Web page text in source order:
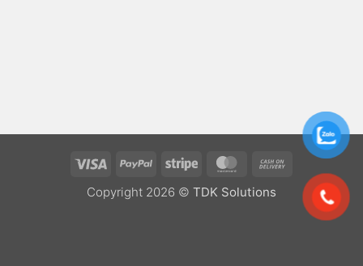
Visa PayPal Stripe MasterCardCash
Delivery
Copyright 2026 © TDK Solutions